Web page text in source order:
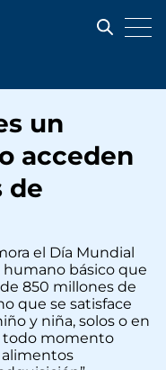
un
acceden
de
el Día Mundial
básico que
850 millones de
que se satisface
y niña, solos o en
todo momento
alimentos